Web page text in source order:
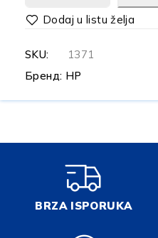
SKU:
1371
Бренд: HP
BRZA ISPORUKA